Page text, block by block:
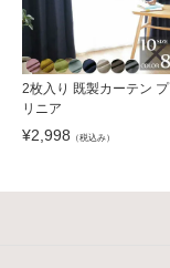
2枚入り 既製カーテン プ
リニア
¥2,998 （税込み）